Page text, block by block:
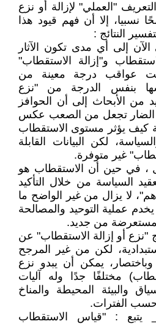
"العملي" لإزالة أو نزع
نسبيا، إلا أن فهم قيود هذا
النتائج :
إلى أي مدى تكون الآثار
و"إزالة الاستقطاب"
عواقب درجة معينة من
بنفس الدرجة من "نزع
من الأبحاث إلى أن الحوافز
الضار تجعل من الصعب عكس
كيف يؤثر مستوى الاستقطاب
لكن البيانات القابلة
غير متوفرة.
، في حين أن الاستقطاب هو
السياسة من خلال التأكيد
لا يزال من غير الواضح ما
عملية التوحيد والمصالحة
من جديد.
"نزع أو إزالة الاستقطاب" عن
لكن من غير المرجح
وباختصار، يمكن أن يبدو نزع
مختلفًا جدًا وله آليات
والبيئة المحيطة والمناخ
حسب الفترات.
يتبع : "قياس الاستقطاب